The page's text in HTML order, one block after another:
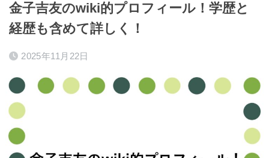
金子吉友のwiki的プロフィール！学歴と
経歴も含めて詳しく！
2025年11月22日